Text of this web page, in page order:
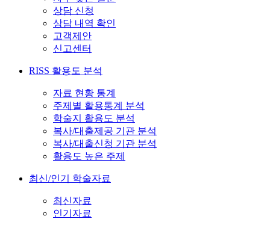
상담 신청
상담 내역 확인
고객제안
신고센터
RISS 활용도 분석
자료 현황 통계
주제별 활용통계 분석
학술지 활용도 분석
복사/대출제공 기관 분석
복사/대출신청 기관 분석
활용도 높은 주제
최신/인기 학술자료
최신자료
인기자료